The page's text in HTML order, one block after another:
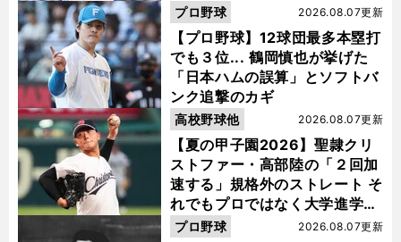
【プロ野球】12球団最多本塁打
でも３位... 鶴岡慎也が挙げた
「日本ハムの誤算」とソフトバ
ンク追撃のカギ
2026.08.07更新
プロ野球
【夏の甲子園2026】聖隷クリ
ストファー・高部陸の「２回加
速する」規格外のストレート そ
れでもプロではなく大学進学を
選ぶ理由
2026.08.07更新
高校野球他
2026.08.07更新
プロ野球